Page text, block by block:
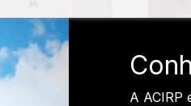
A ACIRP